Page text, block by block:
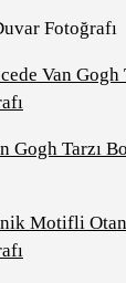
Fotoğrafı
Gogh Tarzı